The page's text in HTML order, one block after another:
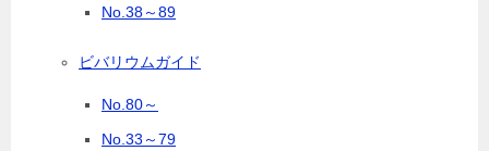
No.38～89
ビバリウムガイド
No.80～
No.33～79